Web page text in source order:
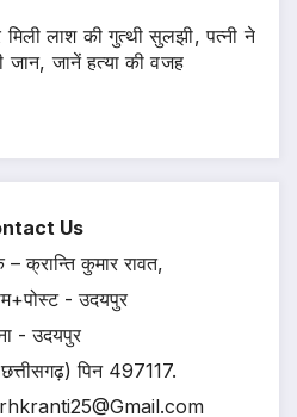
मिली लाश की गुत्थी सुलझी, पत्नी ने
जान, जानें हत्या की वजह
Us
क्रान्ति कुमार रावत,
- उदयपुर
- उदयपुर
पिन 497117.